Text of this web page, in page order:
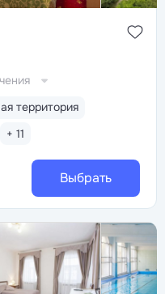
территория
+ 11
Выбрать